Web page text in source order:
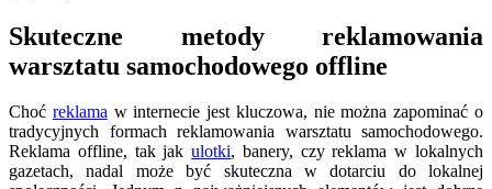
Skuteczne metody reklamowania
warsztatu samochodowego offline
Choć reklamaw internecie jest kluczowa, nie można zapominać o
tradycyjnych formach reklamowania warsztatu samochodowego.
Reklama offline, tak jakulotki, banery, czy reklama w lokalnych
gazetach, nadal może być skuteczna w dotarciu do lokalnej